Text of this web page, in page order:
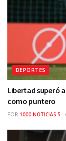
DEPORTES
Libertad superó
como puntero
POR 1000 NOTICIAS 5